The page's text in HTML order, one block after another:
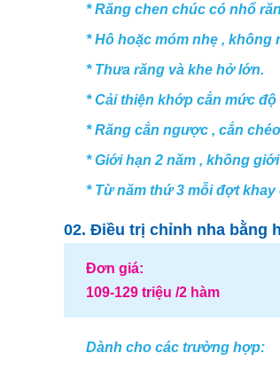
* Răng chen chúc có nhổ
* Hô hoặc móm nhẹ , không
* Thưa răng và khe hở lớn.
* Cải thiện khớp cắn mức
* Răng cắn ngược , cắn
* Giới hạn 2 năm , không
* Từ năm thứ 3 mỗi đợt khay
02. Điều trị chỉnh nha bằng
Đơn giá:
109-129 triệu /2 hàm
Dành cho các trường hợp: